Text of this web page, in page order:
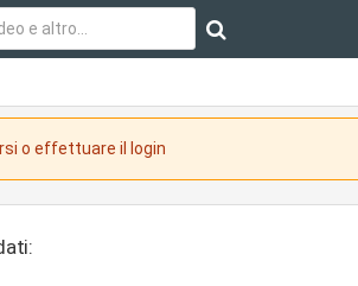
o effettuare il login